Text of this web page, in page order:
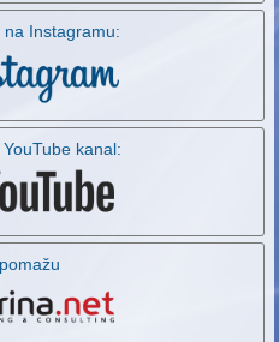
Instagramu:
kanal: